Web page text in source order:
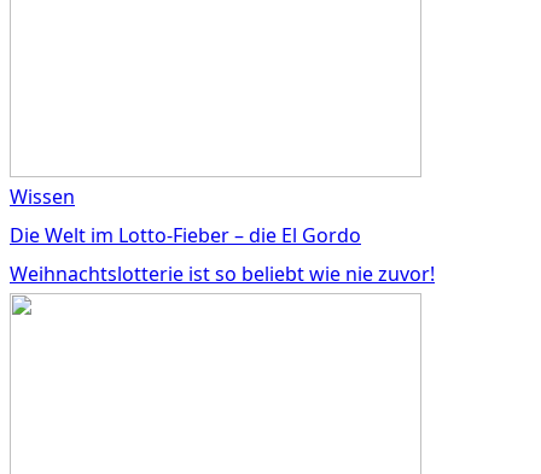
Wissen
Die Welt im Lotto-Fieber – die El Gordo
Weihnachtslotterie ist so beliebt wie nie zuvor!